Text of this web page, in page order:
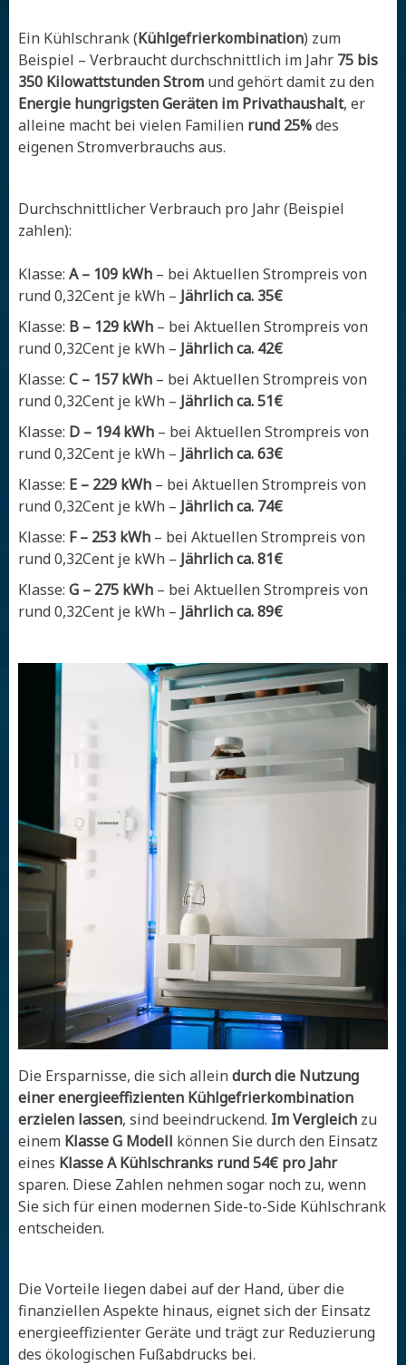
Ein Kühlschrank (Kühlgefrierkombination) zum
Beispiel – Verbraucht durchschnittlich im Jahr 75 bis
350 Kilowattstunden Strom und gehört damit zu den
Energie hungrigsten Geräten im Privathaushalt, er
alleine macht bei vielen Familien rund 25%des
eigenen Stromverbrauchs aus.
Durchschnittlicher Verbrauch pro Jahr (Beispiel
zahlen):
Klasse: A – 109 kWh – bei Aktuellen Strompreis von
rund 0,32Cent je kWh – Jährlich ca. 35€
Klasse: B – 129 kWh – bei Aktuellen Strompreis von
rund 0,32Cent je kWh – Jährlich ca. 42€
Klasse: C – 157 kWh – bei Aktuellen Strompreis von
rund 0,32Cent je kWh – Jährlich ca. 51€
Klasse: D – 194 kWh – bei Aktuellen Strompreis von
rund 0,32Cent je kWh – Jährlich ca. 63€
Klasse: E – 229 kWh – bei Aktuellen Strompreis von
rund 0,32Cent je kWh – Jährlich ca. 74€
Klasse: F – 253 kWh – bei Aktuellen Strompreis von
rund 0,32Cent je kWh – Jährlich ca. 81€
Klasse: G – 275 kWh – bei Aktuellen Strompreis von
rund 0,32Cent je kWh – Jährlich ca. 89€
Die Ersparnisse, die sich alleindurch die Nutzung
einer energieeffizienten Kühlgefrierkombination
erzielen lassen, sind beeindruckend. Im Vergleich zu
einem Klasse G Modell können Sie durch den Einsatz
eines Klasse A Kühlschranks rund 54€ pro Jahr
sparen. Diese Zahlen nehmen sogar noch zu, wenn
Sie sich für einen modernen Side-to-Side Kühlschrank
entscheiden.
Die Vorteile liegen dabei auf der Hand, über die
finanziellen Aspekte hinaus, eignet sich der Einsatz
energieeffizienter Geräte und trägt zur Reduzierung
des ökologischen Fußabdrucks bei.